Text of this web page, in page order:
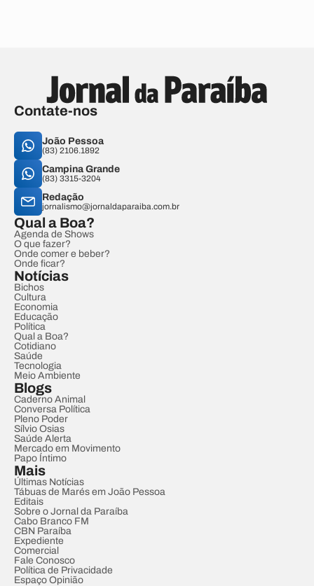
Contate-nos
João Pessoa
(83) 2106.1892
Campina Grande
(83) 3315-3204
Redação
jornalismo@jornaldaparaiba.com.br
Qual a Boa?
Agenda de Shows
O que fazer?
Onde comer e beber?
Onde ficar?
Notícias
Bichos
Cultura
Economia
Educação
Política
Qual a Boa?
Cotidiano
Saúde
Tecnologia
Meio Ambiente
Blogs
Caderno Animal
Conversa Política
Pleno Poder
Sílvio Osias
Saúde Alerta
Mercado em Movimento
Papo Íntimo
Mais
Últimas Notícias
Tábuas de Marés em João Pessoa
Editais
Sobre o Jornal da Paraíba
Cabo Branco FM
CBN Paraíba
Expediente
Comercial
Fale Conosco
Política de Privacidade
Espaço Opinião